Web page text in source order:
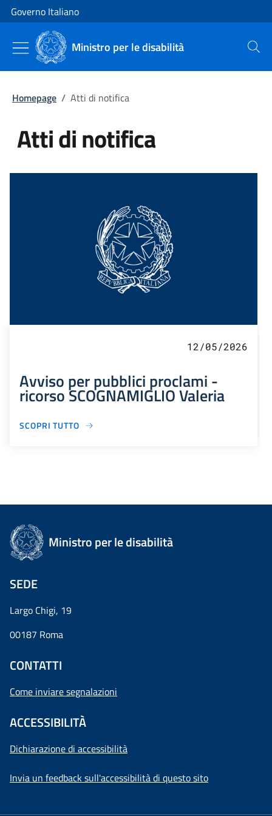
Vai al contenuto
Vai alla navigazione del sito
Governo Italiano
Ministro per le disabilità Cerca
Homepage / Atti di notifica
Atti di notifica
12/05/2026
Avviso per pubblici proclami -
ricorso SCOGNAMIGLIO Valeria
SCOPRI TUTTO
Ministro per le disabilità
SEDE
Largo Chigi, 19
00187 Roma
CONTATTI
Come inviare segnalazioni
ACCESSIBILITÀ
Dichiarazione di accessibilità
Invia un feedback sull'accessibilità di questo sito